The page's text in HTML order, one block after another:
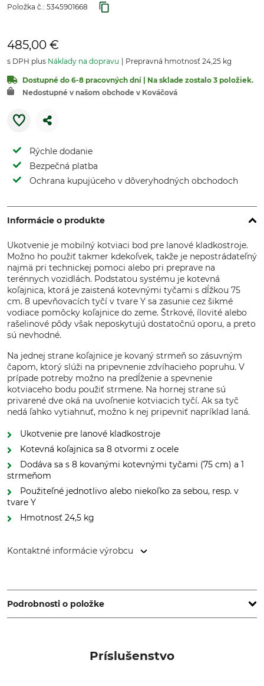
Položka č.: 5345901668
485,00 €
s DPH plus Náklady na dopravu Prepravná hmotnosť 24,25 kg
Dostupné do 6-8 pracovných dní | Na sklade zostalo 3 položiek.
Nedostupné v našom obchode v Kováčová
Rýchle dodanie
Bezpečná platba
Ochrana kupujúceho v dôveryhodných obchodoch
Informácie o produkte
Ukotvenie je mobilný kotviaci bod pre lanové kladkostroje.
Možno ho použiť takmer kdekoľvek, takže je nepostrádateľný
najmä pri technickej pomoci alebo pri preprave na
terénnych vozidlách. Podstatou systému je kotevná
koľajnica, ktorá je zaistená kotevnými tyčami s dĺžkou 75
cm. 8 upevňovacích tyčí v tvare Y sa zasunie cez šikmé
vodiace pomôcky koľajnice do zeme. Štrkové, ílovité alebo
rašelinové pôdy však neposkytujú dostatočnú oporu, a preto
sú nevhodné.
Na jednej strane koľajnice je kovaný strmeň so zásuvným
čapom, ktorý slúži na pripevnenie zdvíhacieho popruhu. V
prípade potreby možno na predĺženie a spevnenie
kotviaceho bodu použiť strmene. Na hornej strane sú
privarené dve oká na uvoľnenie kotviacich tyčí. Ak sa tyč
nedá ľahko vytiahnuť, možno k nej pripevniť napríklad laná.
Ukotvenie pre lanové kladkostroje
Kotevná koľajnica sa 8 otvormi z ocele
Dodáva sa s 8 kovanými kotevnými tyčami (75 cm) a 1
strmeňom
Použiteľné jednotlivo alebo niekoľko za sebou, resp. v
tvare Y
Hmotnosť 24,5 kg
Kontaktné informácie výrobcu
www.grube.de
Podrobnosti o položke
Príslušenstvo